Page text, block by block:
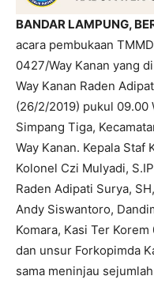
BANDAR LAMPUNG,
acara pembukaan
0427/Way Kanan yang
Way Kanan Raden
(26/2/2019) pukul 09.00
Simpang Tiga,
Way Kanan. Kepala Staf
Kolonel Czi Mulyadi,
Raden Adipati Surya,
Andy Siswantoro,
Komara, Kasi Ter
dan unsur Forkopimda
sama meninjau